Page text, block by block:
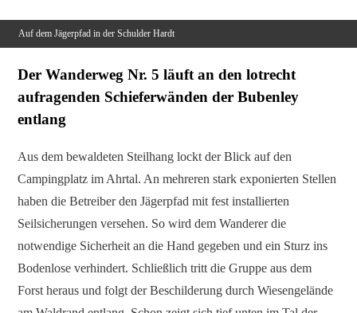
Auf dem Jägerpfad in der Schulder Hardt
Der Wanderweg Nr. 5 läuft an den lotrecht
aufragenden Schieferwänden der Bubenley
entlang
Aus dem bewaldeten Steilhang lockt der Blick auf den
Campingplatz im Ahrtal. An mehreren stark exponierten Stellen
haben die Betreiber den Jägerpfad mit fest installierten
Seilsicherungen versehen. So wird dem Wanderer die
notwendige Sicherheit an die Hand gegeben und ein Sturz ins
Bodenlose verhindert. Schließlich tritt die Gruppe aus dem
Forst heraus und folgt der Beschilderung durch Wiesengelände